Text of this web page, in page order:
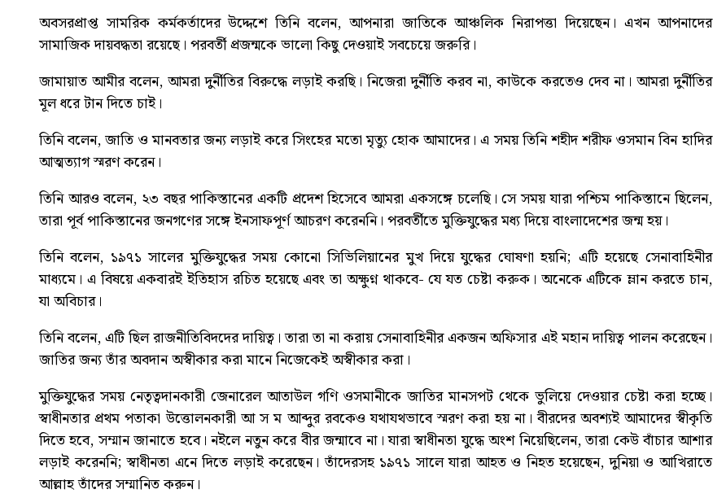
অবসরপ্রাপ্ত সামরিক কর্মকর্তাদের উদ্দেশে তিনি বলেন, আপনারা জাতিকে আঞ্চলিক নিরাপত্তা দিয়েছেন। এখন আপনাদের
সামাজিক দায়বদ্ধতা রয়েছে। পরবর্তী প্রজন্মকে ভালো কিছু দেওয়াই সবচেয়ে জরুরি।
জামায়াত আমীর বলেন, আমরা দুর্নীতির বিরুদ্ধে লড়াই করছি। নিজেরা দুর্নীতি করব না, কাউকে করতেও দেব না। আমরা দুর্নীতির
মূল ধরে টান দিতে চাই।
তিনি বলেন, জাতি ও মানবতার জন্য লড়াই করে সিংহের মতো মৃত্যু হোক আমাদের। এ সময় তিনি শহীদ শরীফ ওসমান বিন হাদির
আত্মত্যাগ স্মরণ করেন।
তিনি আরও বলেন, ২৩ বছর পাকিস্তানের একটি প্রদেশ হিসেবে আমরা একসঙ্গে চলেছি। সে সময় যারা পশ্চিম পাকিস্তানে ছিলেন,
তারা পূর্ব পাকিস্তানের জনগণের সঙ্গে ইনসাফপূর্ণ আচরণ করেননি। পরবর্তীতে মুক্তিযুদ্ধের মধ্য দিয়ে বাংলাদেশের জন্ম হয়।
তিনি বলেন, ১৯৭১ সালের মুক্তিযুদ্ধের সময় কোনো সিভিলিয়ানের মুখ দিয়ে যুদ্ধের ঘোষণা হয়নি; এটি হয়েছে সেনাবাহিনীর
মাধ্যমে। এ বিষয়ে একবারই ইতিহাস রচিত হয়েছে এবং তা অক্ষুণ্ন থাকবে- যে যত চেষ্টা করুক। অনেকে এটিকে ম্লান করতে চান,
যা অবিচার।
তিনি বলেন, এটি ছিল রাজনীতিবিদদের দায়িত্ব। তারা তা না করায় সেনাবাহিনীর একজন অফিসার এই মহান দায়িত্ব পালন করেছেন।
জাতির জন্য তাঁর অবদান অস্বীকার করা মানে নিজেকেই অস্বীকার করা।
মুক্তিযুদ্ধের সময় নেতৃত্বদানকারী জেনারেল আতাউল গণি ওসমানীকে জাতির মানসপট থেকে ভুলিয়ে দেওয়ার চেষ্টা করা হচ্ছে।
স্বাধীনতার প্রথম পতাকা উত্তোলনকারী আ স ম আব্দুর রবকেও যথাযথভাবে স্মরণ করা হয় না। বীরদের অবশ্যই আমাদের স্বীকৃতি
দিতে হবে, সম্মান জানাতে হবে। নইলে নতুন করে বীর জন্মাবে না। যারা স্বাধীনতা যুদ্ধে অংশ নিয়েছিলেন, তারা কেউ বাঁচার আশার
লড়াই করেননি; স্বাধীনতা এনে দিতে লড়াই করেছেন। তাঁদেরসহ ১৯৭১ সালে যারা আহত ও নিহত হয়েছেন, দুনিয়া ও আখিরাতে
আল্লাহ তাঁদের সম্মানিত করুন।